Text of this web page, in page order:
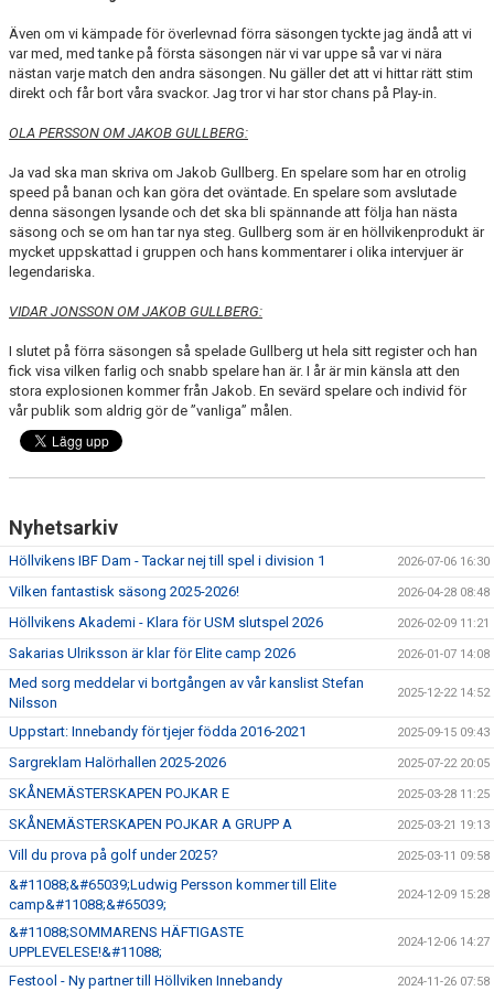
Även om vi kämpade för överlevnad förra säsongen tyckte jag ändå att vi
var med, med tanke på första säsongen när vi var uppe så var vi nära
nästan varje match den andra säsongen. Nu gäller det att vi hittar rätt stim
direkt och får bort våra svackor. Jag tror vi har stor chans på Play-in.
OLA PERSSON OM JAKOB GULLBERG:
Ja vad ska man skriva om Jakob Gullberg. En spelare som har en otrolig
speed på banan och kan göra det oväntade. En spelare som avslutade
denna säsongen lysande och det ska bli spännande att följa han nästa
säsong och se om han tar nya steg. Gullberg som är en höllvikenprodukt är
mycket uppskattad i gruppen och hans kommentarer i olika intervjuer är
legendariska.
VIDAR JONSSON OM JAKOB GULLBERG:
I slutet på förra säsongen så spelade Gullberg ut hela sitt register och han
fick visa vilken farlig och snabb spelare han är. I år är min känsla att den
stora explosionen kommer från Jakob. En sevärd spelare och individ för
vår publik som aldrig gör de ”vanliga” målen.
Nyhetsarkiv
Höllvikens IBF Dam - Tackar nej till spel i division 1 2026-07-06 16:30
Vilken fantastisk säsong 2025-2026! 2026-04-28 08:48
Höllvikens Akademi - Klara för USM slutspel 2026 2026-02-09 11:21
Sakarias Ulriksson är klar för Elite camp 2026 2026-01-07 14:08
Med sorg meddelar vi bortgången av vår kanslist Stefan
Nilsson
2025-12-22 14:52
Uppstart: Innebandy för tjejer födda 2016-2021 2025-09-15 09:43
Sargreklam Halörhallen 2025-2026 2025-07-22 20:05
SKÅNEMÄSTERSKAPEN POJKAR E 2025-03-28 11:25
SKÅNEMÄSTERSKAPEN POJKAR A GRUPP A 2025-03-21 19:13
Vill du prova på golf under 2025? 2025-03-11 09:58
&#11088;&#65039;Ludwig Persson kommer till Elite
camp&#11088;&#65039;
2024-12-09 15:28
&#11088;SOMMARENS HÄFTIGASTE
UPPLEVELESE!&#11088;
2024-12-06 14:27
Festool - Ny partner till Höllviken Innebandy 2024-11-26 07:58